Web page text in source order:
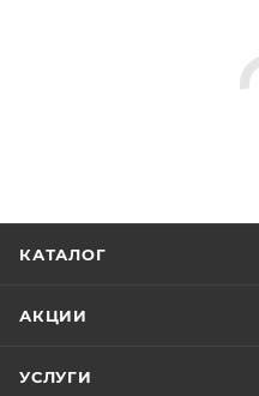
КАТАЛОГ
АКЦИИ
УСЛУГИ